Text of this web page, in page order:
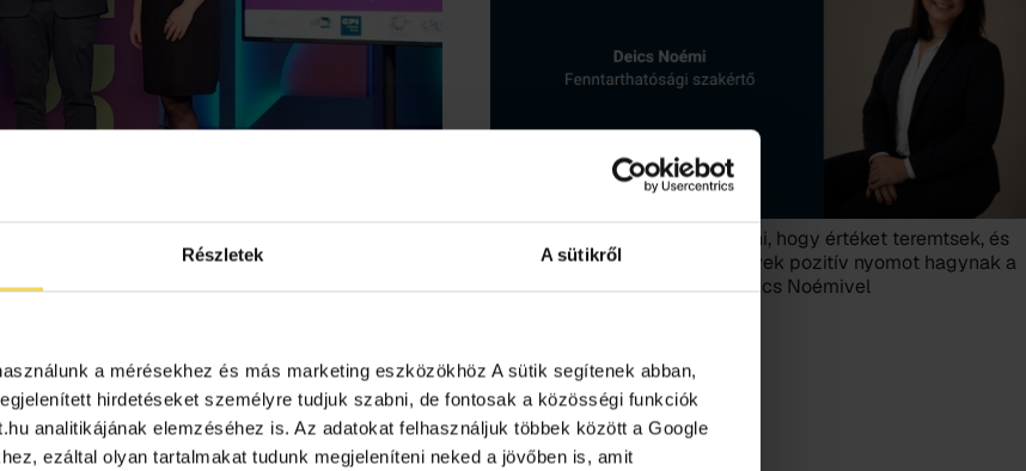
Részletek A sütikről
a mérésekhez és más marketing eszközökhöz A sütik segítenek abban,
hirdetéseket személyre tudjuk szabni, de fontosak a közösségi funkciók
analitikájának elemzéséhez is. Az adatokat felhasználjuk többek között a Google
ezáltal olyan tartalmakat tudunk megjeleníteni neked a jövőben is, amit
„Úgy szeretnék élni és dolgozni, hogy értéket teremtsek, és
olyan dolgokat alkossak, amelyek pozitív nyomot hagynak a
világban” – interjú Veklerné Deics Noémivel